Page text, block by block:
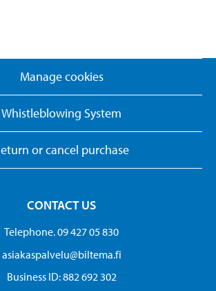
Manage cookies
Whistleblowing System
or cancel purchase
CONTACT US
Telephone. 09 427 05 830
asiakaspalvelu@biltema.fi
Business ID:​ 882 692 302